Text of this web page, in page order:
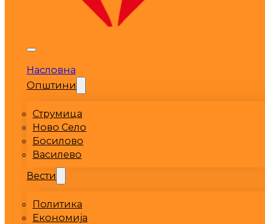
Насловна
Општини
Струмица
Ново Село
Босилово
Василево
Вести
Политика
Економија